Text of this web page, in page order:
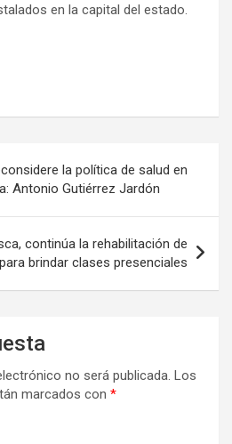
en la capital del estado.
la política de salud en
Antonio Gutiérrez Jardón
continúa la rehabilitación de
brindar clases presenciales
no será publicada. Los
marcados con *